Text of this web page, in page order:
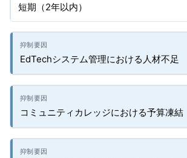
短期（2年以内）
EdTechシステム管理における人材不足
コミュニティカレッジにおける予算凍結